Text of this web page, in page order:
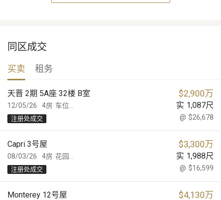
同区成交
买卖 租务
12/05/26
天晋 2期 5A座 32楼 B室 $2,900万
车位... 实 1,087尺
4房
@ $26,678
注册处成交
08/03/26
Capri 3号屋 $3,300万
花园... 实 1,988尺
4房
@ $16,599
注册处成交
Monterey 12号屋 $4,130万